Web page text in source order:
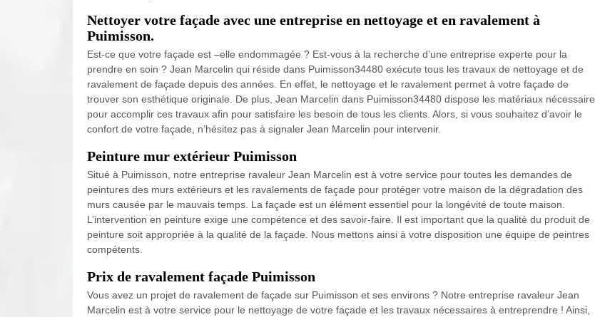
Nettoyer votre façade avec une entreprise en nettoyage et en ravalement à
Puimisson.
Est-ce que votre façade est –elle endommagée ? Est-vous à la recherche d’une entreprise experte pour la
prendre en soin ? Jean Marcelin qui réside dans Puimisson34480 exécute tous les travaux de nettoyage et de
ravalement de façade depuis des années. En effet, le nettoyage et le ravalement permet à votre façade de
trouver son esthétique originale. De plus, Jean Marcelin dans Puimisson34480 dispose les matériaux nécessaire
pour accomplir ces travaux afin pour satisfaire les besoin de tous les clients. Alors, si vous souhaitez d’avoir le
confort de votre façade, n’hésitez pas à signaler Jean Marcelin pour intervenir.
Peinture mur extérieur Puimisson
Situé à Puimisson, notre entreprise ravaleur Jean Marcelin est à votre service pour toutes les demandes de
peintures des murs extérieurs et les ravalements de façade pour protéger votre maison de la dégradation des
murs causée par le mauvais temps. La façade est un élément essentiel pour la longévité de toute maison.
L’intervention en peinture exige une compétence et des savoir-faire. Il est important que la qualité du produit de
peinture soit appropriée à la qualité de la façade. Nous mettons ainsi à votre disposition une équipe de peintres
compétents.
Prix de ravalement façade Puimisson
Vous avez un projet de ravalement de façade sur Puimisson et ses environs ? Notre entreprise ravaleur Jean
Marcelin est à votre service pour le nettoyage de votre façade et les travaux nécessaires à entreprendre ! Ainsi,